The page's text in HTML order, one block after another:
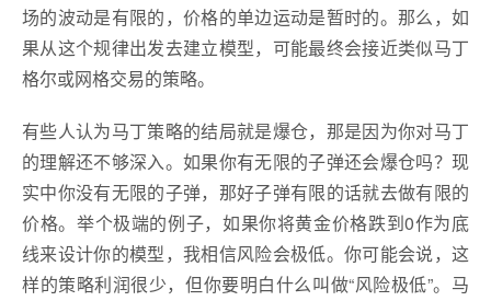
场的波动是有限的，价格的单边运动是暂时的。那么，如
果从这个规律出发去建立模型，可能最终会接近类似马丁
格尔或网格交易的策略。
有些人认为马丁策略的结局就是爆仓，那是因为你对马丁
的理解还不够深入。如果你有无限的子弹还会爆仓吗？现
实中你没有无限的子弹，那好子弹有限的话就去做有限的
价格。举个极端的例子，如果你将黄金价格跌到0作为底
线来设计你的模型，我相信风险会极低。你可能会说，这
样的策略利润很少，但你要明白什么叫做“风险极低”。马